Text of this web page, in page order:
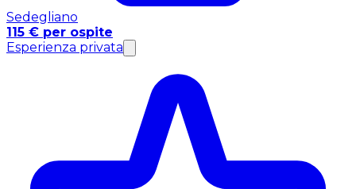
Sedegliano
115 € per ospite
Esperienza privata